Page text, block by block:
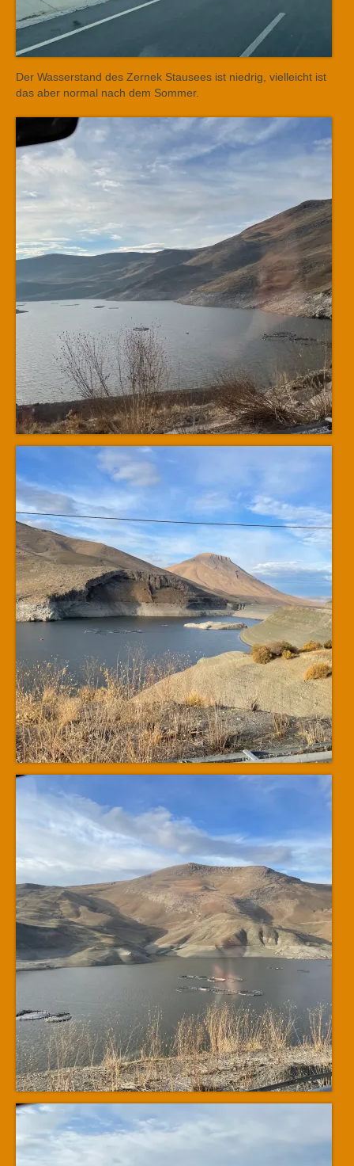
Der Wasserstand des Zernek Stausees ist niedrig, vielleicht ist
das aber normal nach dem Sommer.